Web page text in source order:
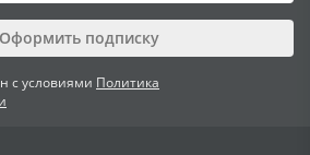
Оформить подписку
с условиями Политика